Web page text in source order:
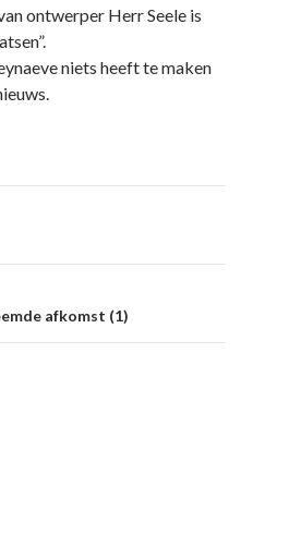
ontwerper Herr Seele is
niets heeft te maken
afkomst (1)